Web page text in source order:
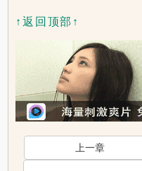
↑返回顶部↑
上一章